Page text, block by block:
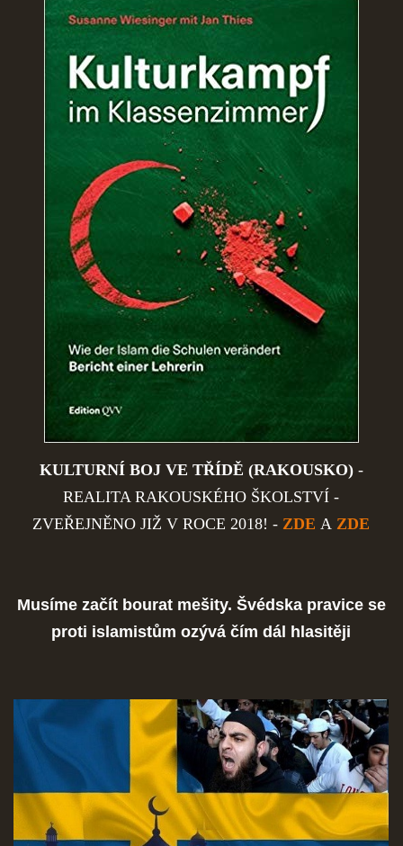
KULTURNÍ BOJ VE TŘÍDĚ (RAKOUSKO) -
REALITA RAKOUSKÉHO ŠKOLSTVÍ -
ZVEŘEJNĚNO JIŽ V ROCE 2018! - ZDE A ZDE
Musíme začít bourat mešity. Švédska pravice se
proti islamistům ozývá čím dál hlasitěji